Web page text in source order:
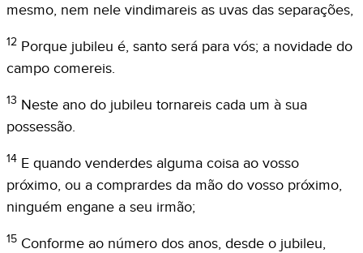
mesmo, nem nele vindimareis as uvas das separações,
12 Porque jubileu é, santo será para vós; a novidade do
campo comereis.
13 Neste ano do jubileu tornareis cada um à sua
possessão.
14 E quando venderdes alguma coisa ao vosso
próximo, ou a comprardes da mão do vosso próximo,
ninguém engane a seu irmão;
15 Conforme ao número dos anos, desde o jubileu,